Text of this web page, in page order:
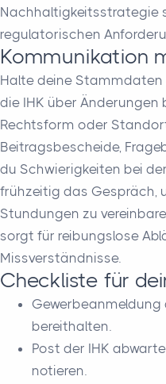
Nachhaltigkeitsstrategie
regulatorischen
Kommunikation
Halte deine
die IHK über
Rechtsform oder
Beitragsbescheide,
du Schwierigkeiten bei
frühzeitig das Gespräch,
Stundungen zu
sorgt für reibungslose
Missverständnisse.
Checkliste für
Gewerbeanmeldung
bereithalten.
Post der IHK
notieren.